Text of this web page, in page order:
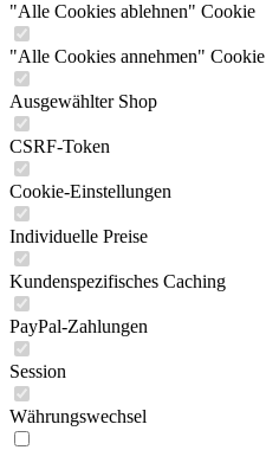
"Alle Cookies ablehnen" Cookie
"Alle Cookies annehmen" Cookie
Ausgewählter Shop
CSRF-Token
Cookie-Einstellungen
Individuelle Preise
Kundenspezifisches Caching
PayPal-Zahlungen
Session
Währungswechsel